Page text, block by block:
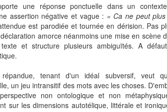
une réponse ponctuelle dans un
assertion négative et vague : « Ca ne peut
est parodiée et tournée en dérision. Pas
amorce néanmoins une mise en scène
et structure plusieurs ambiguïtés. A
répandue, tenant d'un idéal subversif, veut
un jeu intransitif des mots avec les choses.
non ontologique et non
sur les dimensions autotélique, littérale et